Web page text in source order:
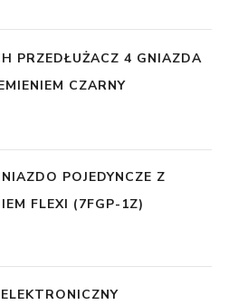
PRZEDŁUŻACZ 4 GNIAZDA
CZARNY
POJEDYNCZE Z
FLEXI (7FGP-1Z)